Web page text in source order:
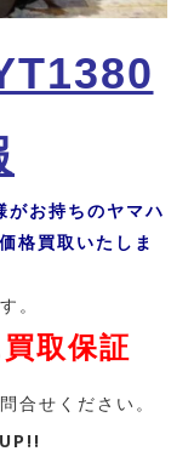
がお持ちのヤマハ
格買取いたしま
。
買取保証
合せください。